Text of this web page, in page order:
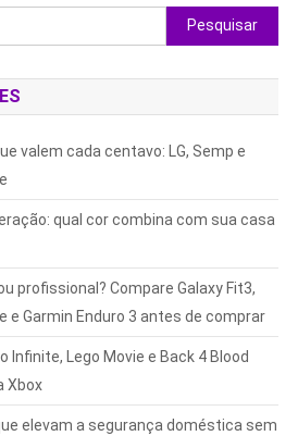
Pesquisar
por:
valem cada centavo: LG, Semp e
qual cor combina com sua casa
profissional? Compare Galaxy Fit3,
e Garmin Enduro 3 antes de comprar
Infinite, Lego Movie e Back 4 Blood
Xbox
elevam a segurança doméstica sem